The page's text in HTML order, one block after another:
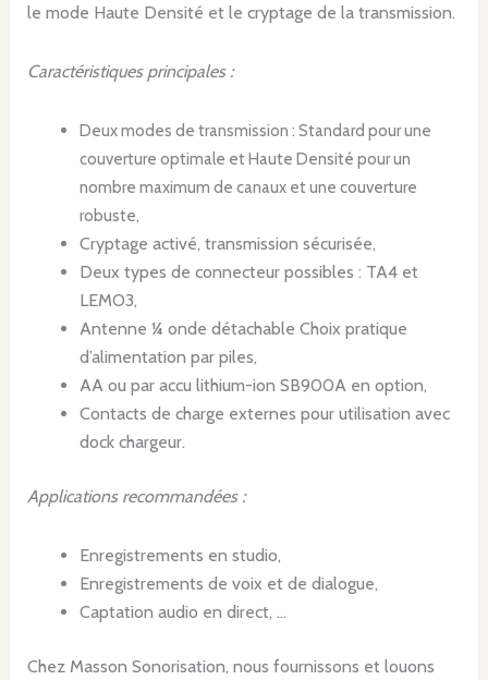
le mode Haute Densité et le cryptage de la transmission.
Caractéristiques principales :
Deux modes de transmission : Standard pour une
couverture optimale et Haute Densité pour un
nombre maximum de canaux et une couverture
robuste,
Cryptage activé, transmission sécurisée,
Deux types de connecteur possibles : TA4 et
LEMO3,
Antenne ¼ onde détachable Choix pratique
d’alimentation par piles,
AA ou par accu lithium-ion SB900A en option,
Contacts de charge externes pour utilisation avec
dock chargeur.
Applications recommandées :
Enregistrements en studio,
Enregistrements de voix et de dialogue,
Captation audio en direct, …
Chez Masson Sonorisation, nous fournissons et louons